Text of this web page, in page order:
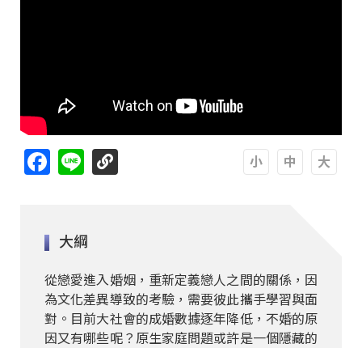
Facebook
Line
大綱
從戀愛進入婚姻，重新定義戀人之間的關係，因
為文化差異導致的考驗，需要彼此攜手學習與面
對。目前大社會的成婚數據逐年降低，不婚的原
因又有哪些呢？原生家庭問題或許是一個隱藏的